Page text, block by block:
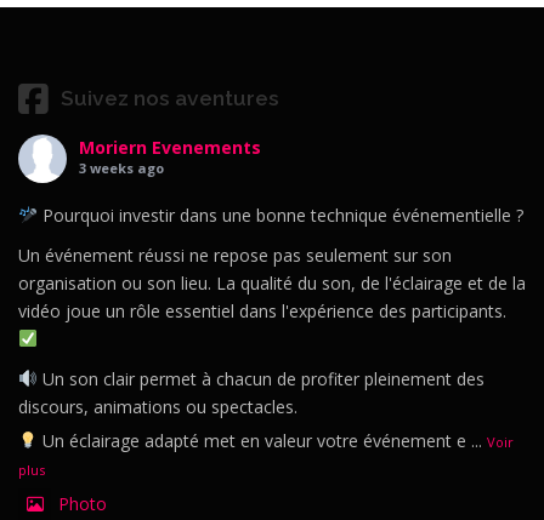
Suivez nos aventures
Moriern Evenements
3 weeks ago
Pourquoi investir dans une bonne technique événementielle ?
Un événement réussi ne repose pas seulement sur son
organisation ou son lieu. La qualité du son, de l'éclairage et de la
vidéo joue un rôle essentiel dans l'expérience des participants.
Un son clair permet à chacun de profiter pleinement des
discours, animations ou spectacles.
Un éclairage adapté met en valeur votre événement e ... Voir
plus
Photo